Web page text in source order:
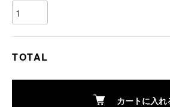
TOTAL
カートに入れ